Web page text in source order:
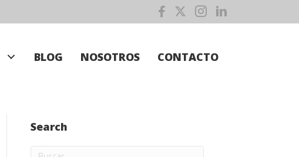
BLOG NOSOTROS CONTACTO
Search